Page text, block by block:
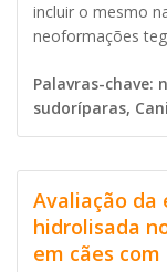
incluir o mesmo
neoformações
Palavras-chave:
sudoríparas,
Avaliação da
hidrolisada
em cães